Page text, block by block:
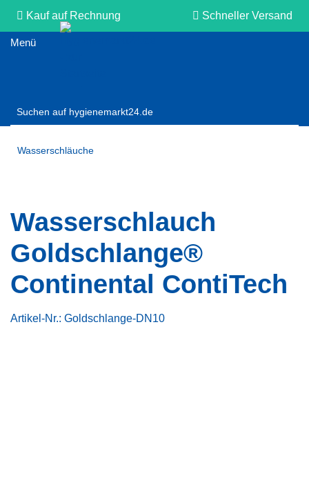
Kauf auf Rechnung Schneller Versand
Wasserschläuche
Wasserschlauch
Goldschlange®
Continental ContiTech
Artikel-Nr.: Goldschlange-DN10